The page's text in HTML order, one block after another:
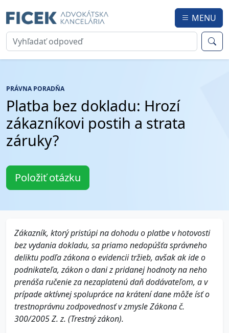
MENU
PRÁVNA PORADŇA
Platba bez dokladu: Hrozí
zákazníkovi postih a strata
záruky?
Položiť otázku
Zákazník, ktorý pristúpi na dohodu o platbe v hotovosti
bez vydania dokladu, sa priamo nedopúšťa správneho
deliktu podľa zákona o evidencii tržieb, avšak ak ide o
podnikateľa, zákon o dani z pridanej hodnoty na neho
prenáša ručenie za nezaplatenú daň dodávateľom, a v
prípade aktívnej spolupráce na krátení dane môže ísť o
trestnoprávnu zodpovednosť v zmysle Zákona č.
300/2005 Z. z. (Trestný zákon).